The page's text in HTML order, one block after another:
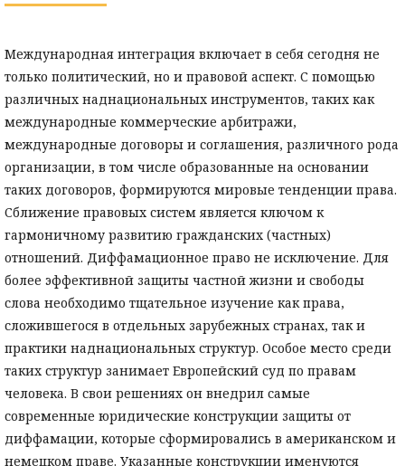
Международная интеграция включает в себя сегодня не
только политический, но и правовой аспект. С помощью
различных наднациональных инструментов, таких как
международные коммерческие арбитражи,
международные договоры и соглашения, различного рода
организации, в том числе образованные на основании
таких договоров, формируются мировые тенденции права.
Сближение правовых систем является ключом к
гармоничному развитию гражданских (частных)
отношений. Диффамационное право не исключение. Для
более эффективной защиты частной жизни и свободы
слова необходимо тщательное изучение как права,
сложившегося в отдельных зарубежных странах, так и
практики наднациональных структур. Особое место среди
таких структур занимает Европейский суд по правам
человека. В свои решениях он внедрил самые
современные юридические конструкции защиты от
диффамации, которые сформировались в американском и
немецком праве. Указанные конструкции именуются